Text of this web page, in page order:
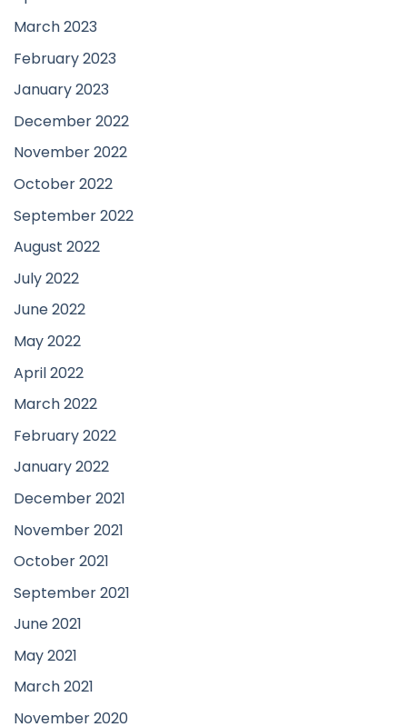
March 2023
February 2023
January 2023
December 2022
November 2022
October 2022
September 2022
August 2022
July 2022
June 2022
May 2022
April 2022
March 2022
February 2022
January 2022
December 2021
November 2021
October 2021
September 2021
June 2021
May 2021
March 2021
November 2020